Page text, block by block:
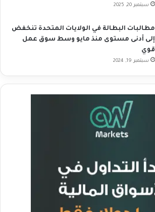
سبتمبر 20, 2025
مطالبات البطالة في الولايات المتحدة تنخفض
إلى أدنى مستوى منذ مايو وسط سوق عمل
قوي
سبتمبر 19, 2024